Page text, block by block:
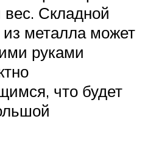
Складной
металла может
руками
что будет